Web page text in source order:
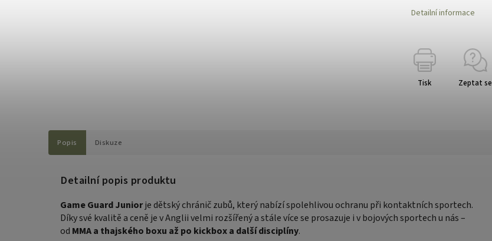
Detailní informace
Tisk Zeptat se
Popis Diskuze
Detailní popis produktu
Game Guard Juniorje dětský chránič zubů, který nabízí spolehlivou ochranu při kontaktních sportech.
Díky své kvalitě a ceně je v Anglii velmi rozšířený a stále více se prosazuje i v bojových sportech u nás –
od MMA a thajského boxu až po kickbox a další disciplíny.